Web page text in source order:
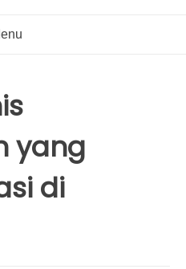
yang
di